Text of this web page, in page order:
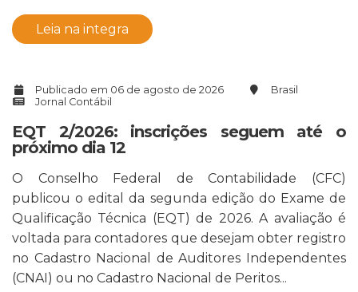
Leia na integra
Publicado em 06 de agosto de 2026
Brasil
Jornal Contábil
EQT 2/2026: inscrições seguem até o
próximo dia 12
O Conselho Federal de Contabilidade (CFC)
publicou o edital da segunda edição do Exame de
Qualificação Técnica (EQT) de 2026. A avaliação é
voltada para contadores que desejam obter registro
no Cadastro Nacional de Auditores Independentes
(CNAI) ou no Cadastro Nacional de Peritos...